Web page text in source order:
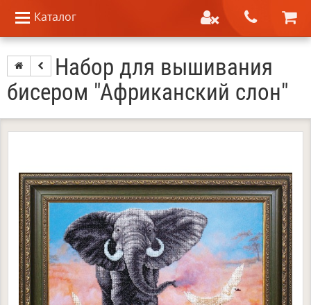
Каталог
Набор для вышивания
бисером "Африканский слон"